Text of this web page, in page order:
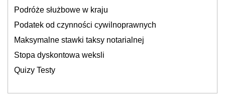
Podróże służbowe w kraju
Podatek od czynności cywilnoprawnych
Maksymalne stawki taksy notarialnej
Stopa dyskontowa weksli
Quizy Testy